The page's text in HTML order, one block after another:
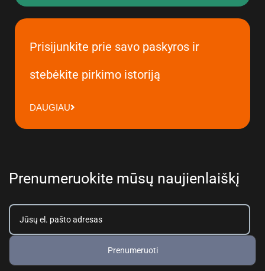
Prisijunkite prie savo paskyros ir
stebėkite pirkimo istoriją
DAUGIAU
Prenumeruokite mūsų naujienlaiškį
Prenumeruoti